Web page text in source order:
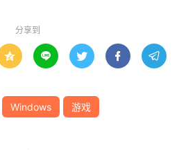
分享到
    
Windows 游戏